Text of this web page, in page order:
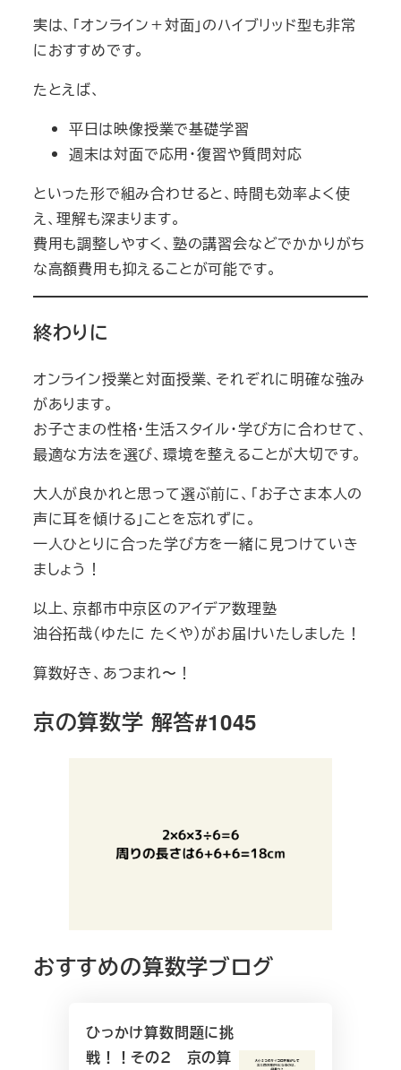
実は、「オンライン＋対面」のハイブリッド型も非常
におすすめです。
たとえば、
平日は映像授業で基礎学習
週末は対面で応用・復習や質問対応
といった形で組み合わせると、時間も効率よく使
え、理解も深まります。
費用も調整しやすく、塾の講習会などでかかりがち
な高額費用も抑えることが可能です。
終わりに
オンライン授業と対面授業、それぞれに明確な強み
があります。
お子さまの性格・生活スタイル・学び方に合わせて、
最適な方法を選び、環境を整えることが大切です。
大人が良かれと思って選ぶ前に、「お子さま本人の
声に耳を傾ける」ことを忘れずに。
一人ひとりに合った学び方を一緒に見つけていき
ましょう！
以上、京都市中京区のアイデア数理塾
油谷拓哉（ゆたに たくや）がお届けいたしました！
算数好き、あつまれ〜！
京の算数学 解答#1045
おすすめの算数学ブログ
ひっかけ算数問題に挑
戦！！その２ 京の算